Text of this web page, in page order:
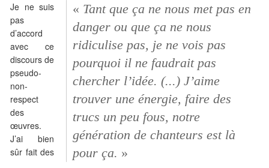
« Tant que ça ne nous met pas en
danger ou que ça ne nous
ridiculise pas, je ne vois pas
pourquoi il ne faudrait pas
chercher l’idée. (...) J’aime
trouver une énergie, faire des
trucs un peu fous, notre
génération de chanteurs est là
pour ça. »
Je ne suis
pas
d’accord
avec ce
discours de
pseudo-
non-
respect
des
œuvres.
J’ai bien
sûr fait des